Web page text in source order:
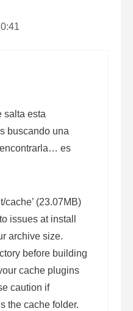
salta esta
buscando una
es
cache’ (23.07MB)
issues at install
archive size.
before building
cache plugins
caution if
the cache folder.